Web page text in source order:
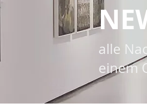
alle
einem